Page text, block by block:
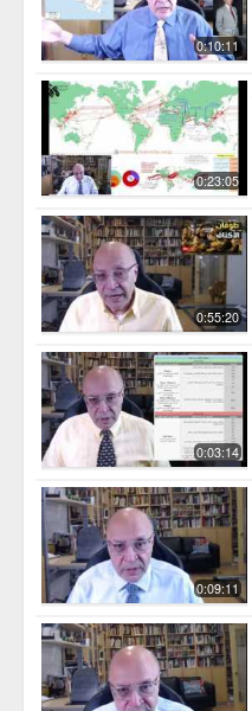
0:10:11
0:23:05
0:55:20
0:03:14
0:09:11